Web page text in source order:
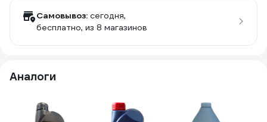
Самовывоз: сегодня,
бесплатно, из 8 магазинов
Аналоги